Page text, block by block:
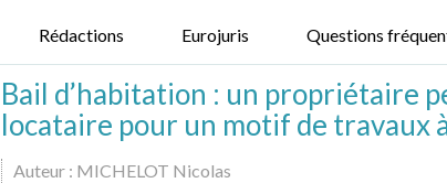
Rédactions Eurojuris Questions
Bail d’habitation : un propriétaire
locataire pour un motif de travaux
Auteur : MICHELOT Nicolas